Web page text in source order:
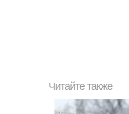
Читайте также